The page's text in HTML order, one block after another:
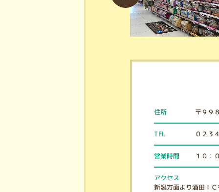
住所 〒９９
TEL ０２３
営業時間 １０：
アクセス
新潟方面より酒田Ｉ